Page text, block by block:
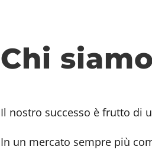
Chi siamo
Il nostro successo è frutto di
In un mercato sempre più